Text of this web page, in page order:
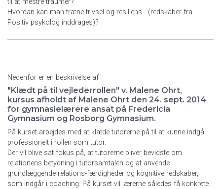
Hvordan kan man træne trivsel og resiliens - (redskaber fra
Positiv psykolog inddrages)?
Nedenfor er en beskrivelse af
"Klædt på til vejlederrollen" v. Malene Ohrt,
kursus afholdt af Malene Ohrt den 24. sept. 2014
for gymnasielærere ansat på Fredericia
Gymnasium og Rosborg Gymnasium.
På kurset arbejdes med at klæde tutorerne på til at kunne indgå
professionelt i rollen som tutor.
Der vil blive sat fokus på, at tutorerne bliver bevidste om
relationens betydning i tutorsamtalen og at anvende
grundlæggende relations-færdigheder og kognitive redskaber,
som indgår i coaching. På kurset vil lærerne således få konkrete